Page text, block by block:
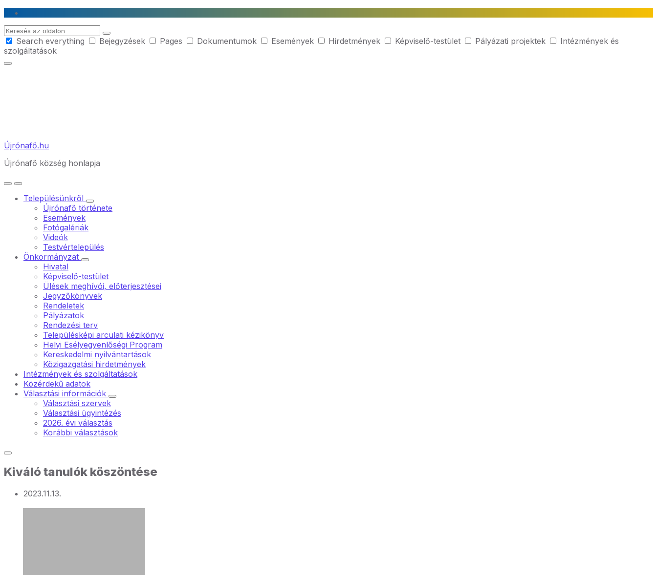
Skip
content
Skip
main
navigation
Skip
footer
Search
Search everything
Bejegyzések Pages Dokumentumok Események Hirdetmények Képviselő-testület Pályázati projektek
Intézmények és
szolgáltatások
Újrónafő.hu
Újrónafő község honlapja
Településünkről
Újrónafő története
Események
Fotógalériák
Videók
Testvértelepülés
Önkormányzat
Hivatal
Képviselő-testület
Ülések meghívói, előterjesztései
Jegyzőkönyvek
Rendeletek
Pályázatok
Rendezési terv
Településképi arculati kézikönyv
Helyi Esélyegyenlőségi Program
Kereskedelmi nyilvántartások
Közigazgatási hirdetmények
Intézmények és szolgáltatások
Közérdekű adatok
Választási információk
Választási szervek
Választási ügyintézés
2026. évi választás
Korábbi választások
Kiváló tanulók köszöntése
2023.11.13.